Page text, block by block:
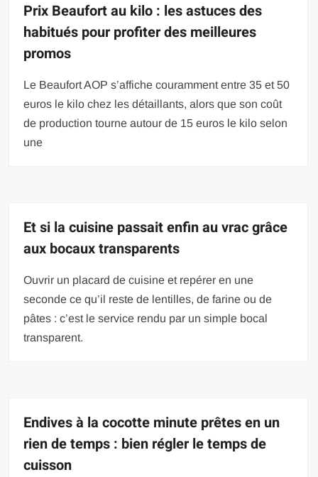
Prix Beaufort au kilo : les astuces des
habitués pour profiter des meilleures
promos
Le Beaufort AOP s’affiche couramment entre 35 et 50
euros le kilo chez les détaillants, alors que son coût
de production tourne autour de 15 euros le kilo selon
une
Et si la cuisine passait enfin au vrac grâce
aux bocaux transparents
Ouvrir un placard de cuisine et repérer en une
seconde ce qu’il reste de lentilles, de farine ou de
pâtes : c’est le service rendu par un simple bocal
transparent.
Endives à la cocotte minute prêtes en un
rien de temps : bien régler le temps de
cuisson